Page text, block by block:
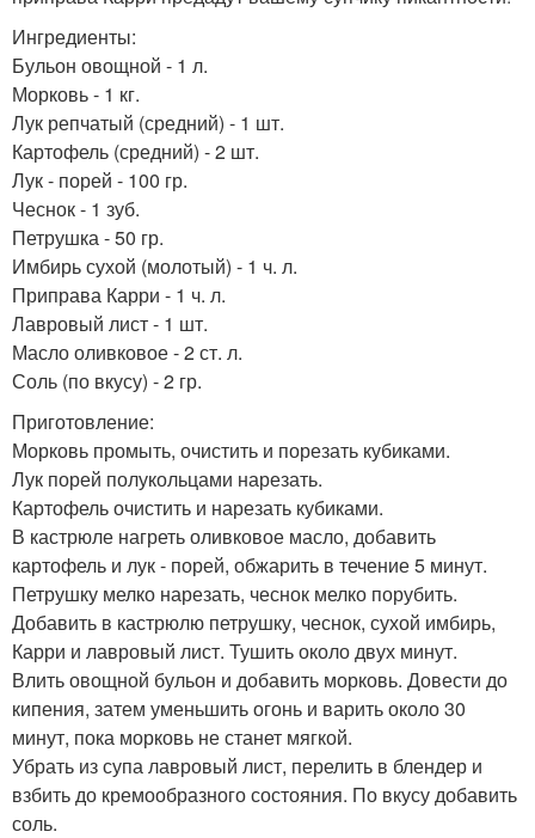
Ингредиенты:
Бульон овощной - 1 л.
Морковь - 1 кг.
Лук репчатый (средний) - 1 шт.
Картофель (средний) - 2 шт.
Лук - порей - 100 гр.
Чеснок - 1 зуб.
Петрушка - 50 гр.
Имбирь сухой (молотый) - 1 ч. л.
Приправа Карри - 1 ч. л.
Лавровый лист - 1 шт.
Масло оливковое - 2 ст. л.
Соль (по вкусу) - 2 гр.
Приготовление:
Морковь промыть, очистить и порезать кубиками.
Лук порей полукольцами нарезать.
Картофель очистить и нарезать кубиками.
В кастрюле нагреть оливковое масло, добавить
картофель и лук - порей, обжарить в течение 5 минут.
Петрушку мелко нарезать, чеснок мелко порубить.
Добавить в кастрюлю петрушку, чеснок, сухой имбирь,
Карри и лавровый лист. Тушить около двух минут.
Влить овощной бульон и добавить морковь. Довести до
кипения, затем уменьшить огонь и варить около 30
минут, пока морковь не станет мягкой.
Убрать из супа лавровый лист, перелить в блендер и
взбить до кремообразного состояния. По вкусу добавить
соль.